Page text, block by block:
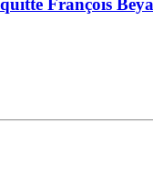
François